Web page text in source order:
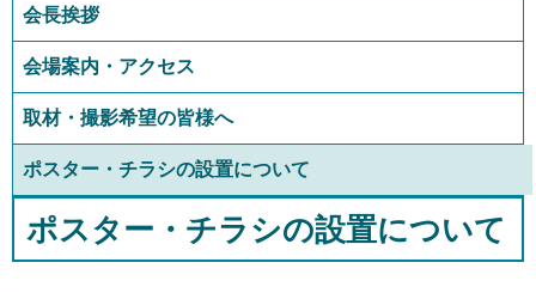
キ
ポスター・チラシの設置について
会長挨拶
会場案内・アクセス
取材・撮影希望の皆様へ
ポスター・チラシの設置について